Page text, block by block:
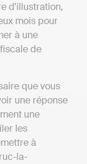
d'illustration,
mois pour
à une
de
que vous
une réponse
une
les
à
la-